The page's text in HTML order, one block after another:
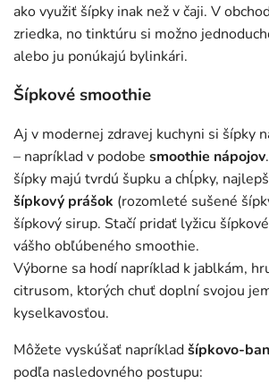
ako využiť šípky inak než v čaji. V
zriedka, no tinktúru si možno
alebo ju ponúkajú bylinkári.
Šípkové smoothie
Aj v modernej zdravej kuchyni si šípky
– napríklad v podobe smoothie nápojov
šípky majú tvrdú šupku a chĺpky,
šípkový prášok (rozomleté sušené
šípkový sirup. Stačí pridať lyžicu
vášho obľúbeného smoothie.
Výborne sa hodí napríklad k jablkám,
citrusom, ktorých chuť doplní svojou
kyselkavosťou.
Môžete vyskúšať napríkladšípkovo-
podľa nasledovného postupu: